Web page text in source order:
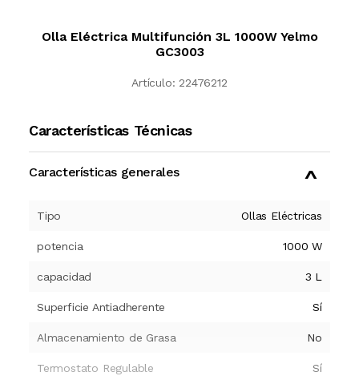
Olla Eléctrica Multifunción 3L 1000W Yelmo
GC3003
Artículo: 22476212
Características Técnicas
Características generales
Tipo Ollas Eléctricas
potencia 1000 W
capacidad 3 L
Superficie Antiadherente Sí
Almacenamiento de Grasa No
Termostato Regulable Sí